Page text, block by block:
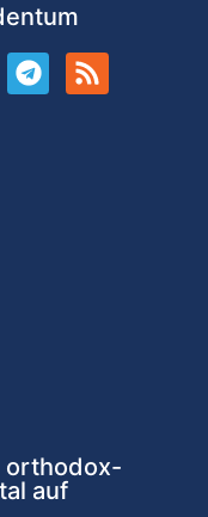
orthodox-
auf